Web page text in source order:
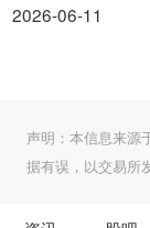
2026-06-11
声明：本信息来源
据有误，以交易所